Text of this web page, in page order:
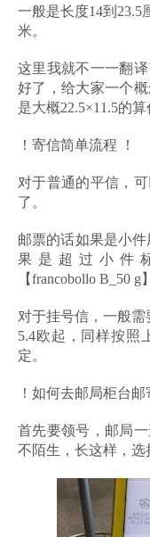
一般是长度14到23.5
米。
这里我就不一一翻
好了，给大家一个
是大概22.5×11.5的算
！寄信简单流程 ！
对于普通的平信，
了。
邮票的话如果是小件
果是超过小件
【francobollo B_50
对于挂号信，一般需
5.4欧起，同样按照
定。
！如何去邮局柜台邮
首先要领号，邮局
不陌生，长这样，选